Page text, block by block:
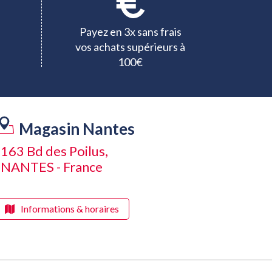
Payez en 3x sans frais
vos achats supérieurs à
100€
Magasin Nantes
163 Bd des Poilus,
NANTES - France
Informations & horaires